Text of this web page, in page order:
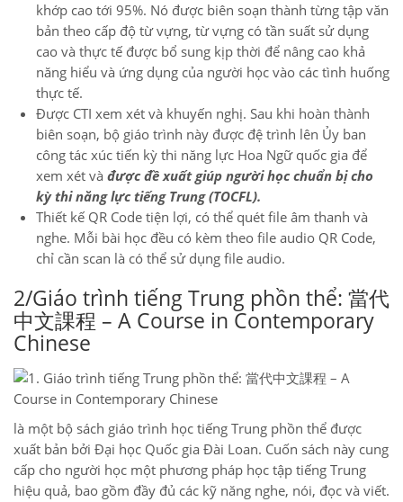
khớp cao tới 95%. Nó được biên soạn thành từng tập văn
bản theo cấp độ từ vựng, từ vựng có tần suất sử dụng
cao và thực tế được bổ sung kịp thời để nâng cao khả
năng hiểu và ứng dụng của người học vào các tình huống
thực tế.
Được CTI xem xét và khuyến nghị. Sau khi hoàn thành
biên soạn, bộ giáo trình này được đệ trình lên Ủy ban
công tác xúc tiến kỳ thi năng lực Hoa Ngữ quốc gia để
xem xét và được đề xuất giúp người học chuẩn bị cho
kỳ thi năng lực tiếng Trung (TOCFL).
Thiết kế QR Code tiện lợi, có thể quét file âm thanh và
nghe. Mỗi bài học đều có kèm theo file audio QR Code,
chỉ cần scan là có thể sử dụng file audio.
2/Giáo trình tiếng Trung phồn thể: 當代
中文課程 – A Course in Contemporary
Chinese
là một bộ sách giáo trình học tiếng Trung phồn thể được
xuất bản bởi Đại học Quốc gia Đài Loan. Cuốn sách này cung
cấp cho người học một phương pháp học tập tiếng Trung
hiệu quả, bao gồm đầy đủ các kỹ năng nghe, nói, đọc và viết.